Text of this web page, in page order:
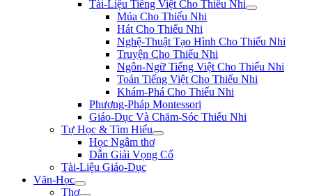
Tài-Liệu Tiếng Việt Cho Thiếu Nhi
Múa Cho Thiếu Nhi
Hát Cho Thiếu Nhi
Nghệ-Thuật Tạo Hình Cho Thiếu Nhi
Truyện Cho Thiếu Nhi
Ngôn-Ngữ Tiếng Việt Cho Thiếu Nhi
Toán Tiếng Việt Cho Thiếu Nhi
Khám-Phá Cho Thiếu Nhi
Phương-Pháp Montessori
Giáo-Dục Và Chăm-Sóc Thiếu Nhi
Tự Học & Tìm Hiểu
Học Ngâm thơ
Dẫn Giải Vọng Cổ
Tài-Liệu Giáo-Dục
Văn-Học
Thơ